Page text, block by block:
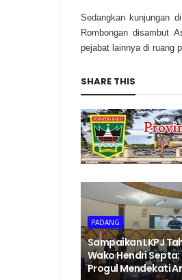
Sedangkan kunjungan
Rombongan disambut
pejabat lainnya di ruang
SHARE THIS
PADANG
Sampaikan LKPJ
Wako Hendri
Progul Mendekati